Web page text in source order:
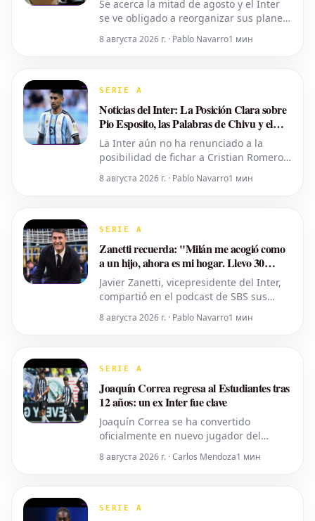
Se acerca la mitad de agosto y el Inter
se ve obligado a reorganizar sus planes
parece cada vez más lejos y, con la
ofertas), la defensa estará cubierta en
8 августа 2026 г. · Pablo Navarro1 мин
SERIE A
Noticias del Inter: La Posición Clara sobre
Pio Esposito, las Palabras de Chivu y el
Interés en Romero
La Inter aún no ha renunciado a la
posibilidad de fichar a Cristian Romero.
Sport, la vía para que el defensor
una figura importante del equipo
personalmente p
8 августа 2026 г. · Pablo Navarro1 мин
SERIE A
Zanetti recuerda: "Milán me acogió como
a un hijo, ahora es mi hogar. Llevo 30
años..."
Javier Zanetti, vicepresidente del Inter,
compartió en el podcast de SBS sus
del club nerazzurro por Australia, su
en Australia? "Llevo 30 años repres
8 августа 2026 г. · Pablo Navarro1 мин
SERIE A
Joaquín Correa regresa al Estudiantes tras
12 años: un ex Inter fue clave
Joaquín Correa se ha convertido
oficialmente en nuevo jugador del
Serie A también lució la camiseta del
La figura decisiva para este giro ha sido
8 августа 2026 г. · Carlos Mendoza1 мин
SERIE A